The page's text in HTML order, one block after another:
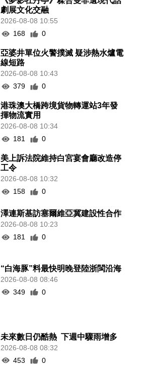
劇展文化交融
2026-08-08 10:55
168
0
亞婆井單位火警撲滅 疑涉熱水爐電
線短路
2026-08-08 10:43
379
0
港珠澳大橋跨境貨物轉運站3年發
揮物流實用
2026-08-08 10:34
181
0
美上訴法院維持白宮宴會廳改造停
工令
2026-08-08 10:32
158
0
澤連斯基訪塞爾維亞冀建設性合作
2026-08-08 10:23
181
0
“白海豚”料最快明晚登陸浙閩沿海
2026-08-08 08:46
349
0
未來數日仍酷熱 下週中驟雨增多
2026-08-08 08:32
453
0